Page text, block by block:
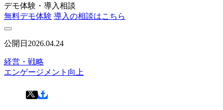
デモ体験・導入相談
無料デモ体験 導入の相談はこちら
公開日 2026.04.24
経営・戦略
エンゲージメント向上